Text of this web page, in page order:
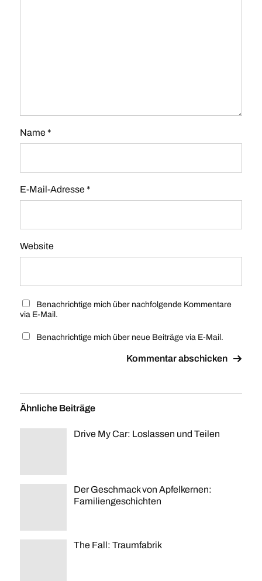
Name*
E-Mail-Adresse*
Website
Benachrichtige mich über nachfolgende Kommentare
via E-Mail.
Benachrichtige mich über neue Beiträge via E-Mail.
Ähnliche Beiträge
Drive My Car: Loslassen und Teilen
Der Geschmack von Apfelkernen:
Familiengeschichten
The Fall: Traumfabrik